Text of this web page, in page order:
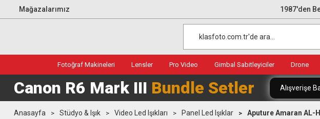
Mağazalarımız 1987'den
Fotoğraf Makineleri Lensler Pro Video Gimbal Sabitleyiciler Drone
Canon R6 Mark III Bundle Setler Alışverişe
Anasayfa Stüdyo & Işık Video Led Işıkları Panel Led Işıklar Aputure Amaran AL-